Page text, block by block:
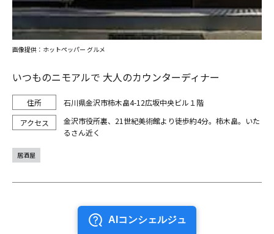
いつものニモアルで 大人のカウンターディナー
石川県金沢市柿木畠4-12広坂中央ビル１階
金沢市役所裏、21世紀美術館より徒歩約4分。柿木畠。いた
るさん近く
画像提供：ホットペッパー グルメ
居酒屋
前